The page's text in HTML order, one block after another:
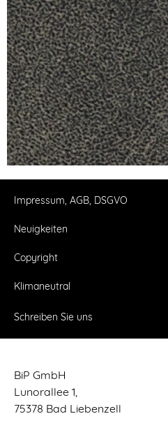
Impressum, AGB, DSGVO
Neuigkeiten
Copyright
Klimaneutral
Schreiben Sie uns
BiP GmbH
Lunorallee 1,
75378 Bad Liebenzell